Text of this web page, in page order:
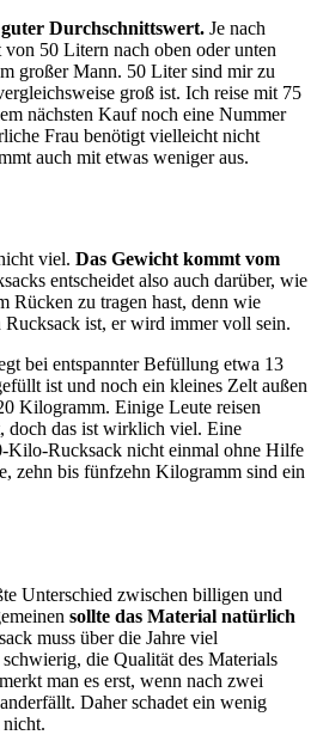
Durchschnittswert. Je nach
50 Litern nach oben oder unten
großer Mann. 50 Liter sind mir zu
groß ist. Ich reise mit 75
nächsten Kauf noch eine Nummer
Frau benötigt vielleicht nicht
auch mit etwas weniger aus.
viel. Das Gewicht kommt vom
entscheidet also auch darüber, wie
Rücken zu tragen hast, denn wie
ist, er wird immer voll sein.
bei entspannter Befüllung etwa 13
ist und noch ein kleines Zelt außen
Kilogramm. Einige Leute reisen
doch das ist wirklich viel. Eine
Kilo-Rucksack nicht einmal ohne Hilfe
zehn bis fünfzehn Kilogramm sind ein
Unterschied zwischen billigen und
sollte das Material natürlich
muss über die Jahre viel
die Qualität des Materials
man es erst, wenn nach zwei
Daher schadet ein wenig